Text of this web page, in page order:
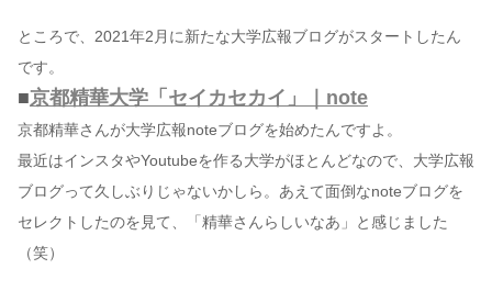
ところで、2021年2月に新たな大学広報ブログがスタートしたん
です。
■京都精華大学「セイカセカイ」｜note
京都精華さんが大学広報noteブログを始めたんですよ。
最近はインスタやYoutubeを作る大学がほとんどなので、大学広報
ブログって久しぶりじゃないかしら。あえて面倒なnoteブログを
セレクトしたのを見て、「精華さんらしいなあ」と感じました
（笑）